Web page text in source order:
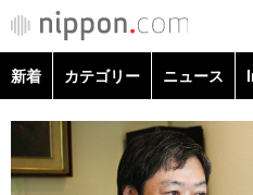
新着 カテゴリー ニュース
政治・外交
経済・ビジネス